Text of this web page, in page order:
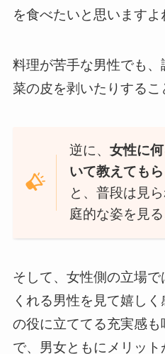
を食べたいと思いますよ
料理が苦手な男性でも
菜の皮を剥いたりするこ
逆に、 女性に
いて教えてもら
と、 普段は見
庭的な姿を見る
そして、女性側の立場で
くれる男性を見て嬉し
の役に立ててる充実感
で、男女ともにメリット